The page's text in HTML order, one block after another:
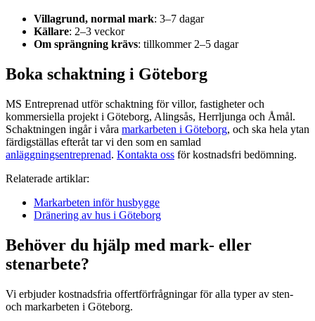
Villagrund, normal mark: 3–7 dagar
Källare: 2–3 veckor
Om sprängning krävs: tillkommer 2–5 dagar
Boka schaktning i Göteborg
MS Entreprenad utför schaktning för villor, fastigheter och
kommersiella projekt i Göteborg, Alingsås, Herrljunga och Åmål.
Schaktningen ingår i våra markarbeten i Göteborg, och ska hela ytan
färdigställas efteråt tar vi den som en samlad
anläggningsentreprenad. Kontakta oss för kostnadsfri bedömning.
Relaterade artiklar:
Markarbeten inför husbygge
Dränering av hus i Göteborg
Behöver du hjälp med mark- eller
stenarbete?
Vi erbjuder kostnadsfria offertförfrågningar för alla typer av sten-
och markarbeten i Göteborg.